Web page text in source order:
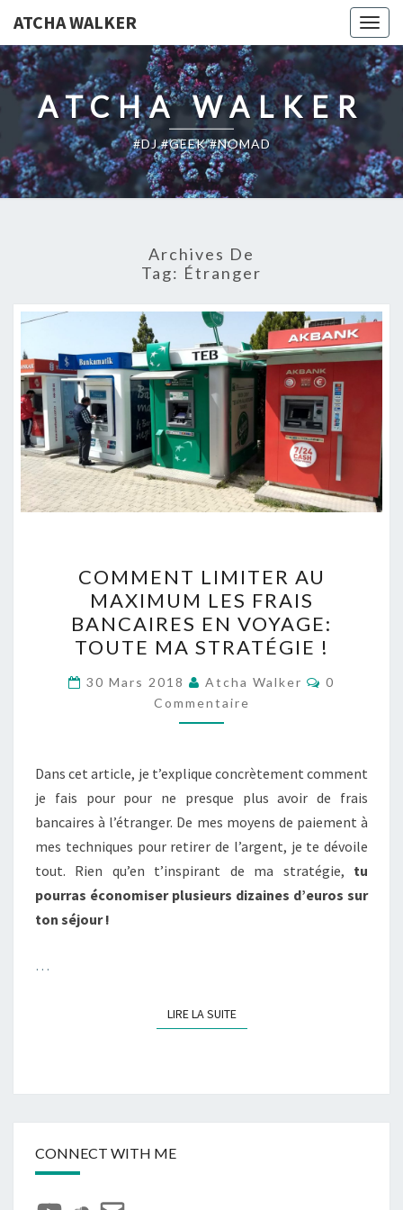
ATCHA WALKER
ATCHA WALKER
#DJ #GEEK #NOMAD
Archives De
Tag: Étranger
LIMITER
AU
MAXIMUM
LES
FRAIS
BANCAIRES
EN
TOUTE
MA
STRATÉGIE !
COMMENT LIMITER AU
MAXIMUM LES FRAIS
BANCAIRES EN VOYAGE:
TOUTE MA STRATÉGIE !
30 Mars 2018 Atcha Walker
0
Commentaire
Dans cet article, je t’explique concrètement comment
je fais pour pour ne presque plus avoir de frais
bancaires à l’étranger. De mes moyens de paiement à
mes techniques pour retirer de l’argent, je te dévoile
tout. Rien qu’en t’inspirant de ma stratégie, tu
pourras économiser plusieurs dizaines d’euros sur
ton séjour !
…
LIRE LA SUITELIRE LA SUITE
CONNECT WITH ME
YouTubeSoundCloud
E-